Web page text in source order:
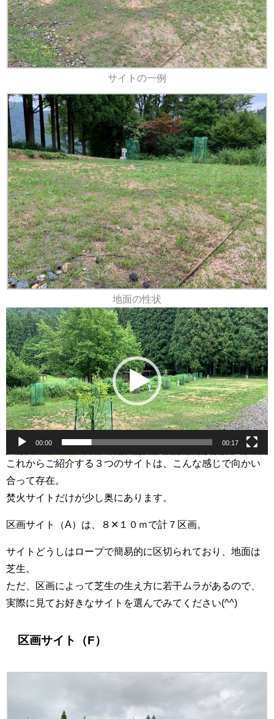
サイトの一例
地面の性状
動
画
プ
レ
ー
ヤ
ー
00:00 00:17
これからご紹介する３つのサイトは、こんな感じで向かい
合って存在。
焚火サイトだけが少し奥にあります。
区画サイト（A）は、８✕１０ｍで計７区画。
サイトどうしはロープで簡易的に区切られており、地面は
芝生。
ただ、区画によって芝生の生え方に若干ムラがあるので、
実際に見てお好きなサイトを選んでみてください(^^)
区画サイト（F）